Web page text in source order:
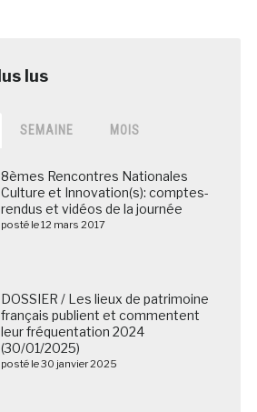
SEMAINE MOIS
8èmes Rencontres Nationales
Culture et Innovation(s): comptes-
rendus et vidéos de la journée
posté le 12 mars 2017
DOSSIER / Les lieux de patrimoine
français publient et commentent
leur fréquentation 2024
(30/01/2025)
posté le 30 janvier 2025